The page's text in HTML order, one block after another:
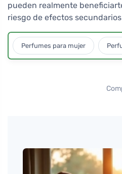
pueden realmente
riesgo de efectos
Perfumes para mujer